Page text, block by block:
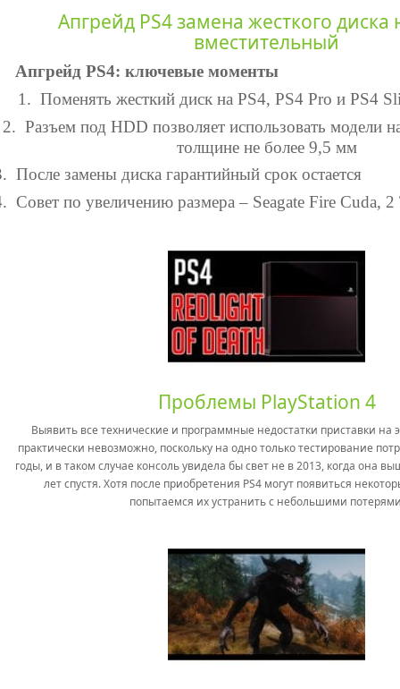
Апгрейд PS4 замена жесткого диска
вместительный
Апгрейд PS4: ключевые моменты
1. Поменять жесткий диск на PS4, PS4 Pro и PS4
2. Разъем под HDD позволяет использовать модели
толщине не более 9,5 мм
После замены диска гарантийный срок остается
Совет по увеличению размера – Seagate Fire Cuda, 2
Проблемы PlayStation 4
Выявить все технические и программные недостатки приставки на
практически невозможно, поскольку на одно только тестирование
годы, и в таком случае консоль увидела бы свет не в 2013, когда она
лет спустя. Хотя после приобретения PS4 могут появиться
попытаемся их устранить с небольшими